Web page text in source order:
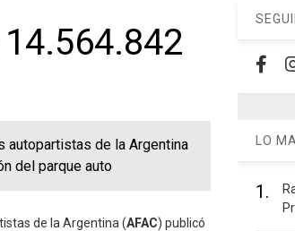
autopartistas de la Argentina
del parque auto
de la Argentina (AFAC) publicó
LO
1.